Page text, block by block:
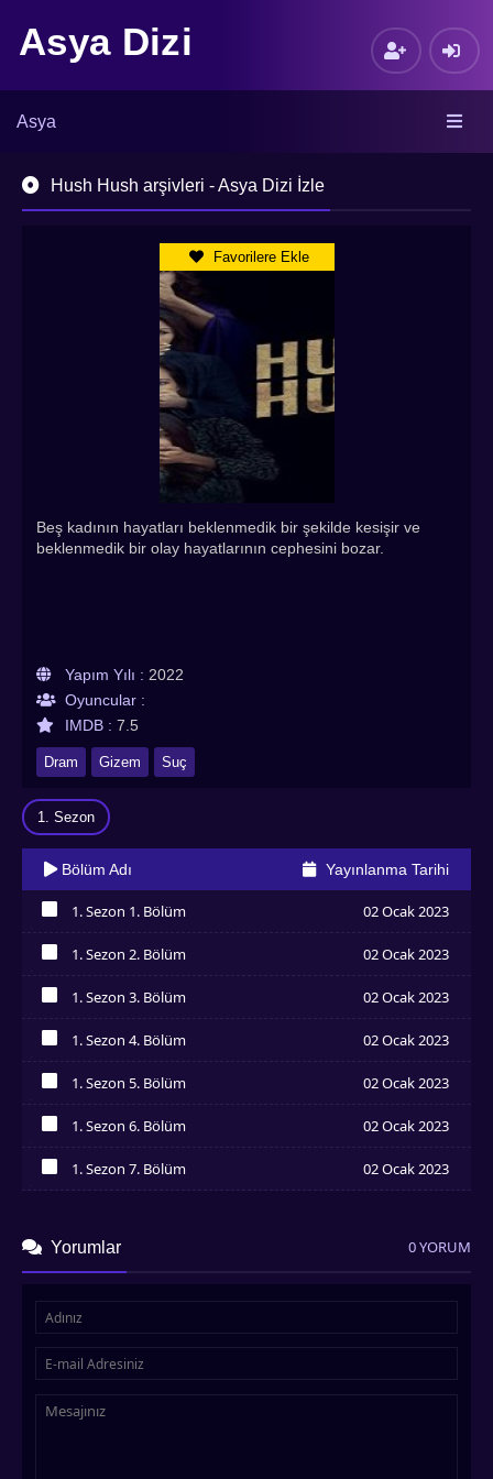
Asya Dizi
Asya
Hush Hush arşivleri - Asya Dizi İzle
Favorilere Ekle
Beş kadının hayatları beklenmedik bir şekilde kesişir ve
beklenmedik bir olay hayatlarının cephesini bozar.
Yapım Yılı : 2022
Oyuncular :
IMDB : 7.5
Dram Gizem Suç
1. Sezon
Bölüm Adı Yayınlanma Tarihi
1. Sezon 1. Bölüm 02 Ocak 2023
1. Sezon 2. Bölüm 02 Ocak 2023
1. Sezon 3. Bölüm 02 Ocak 2023
1. Sezon 4. Bölüm 02 Ocak 2023
1. Sezon 5. Bölüm 02 Ocak 2023
1. Sezon 6. Bölüm 02 Ocak 2023
İzledim
1. Sezon 7. Bölüm 02 Ocak 2023
Yorumlar 0 YORUM